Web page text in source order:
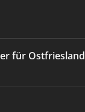
für Ostfriesland